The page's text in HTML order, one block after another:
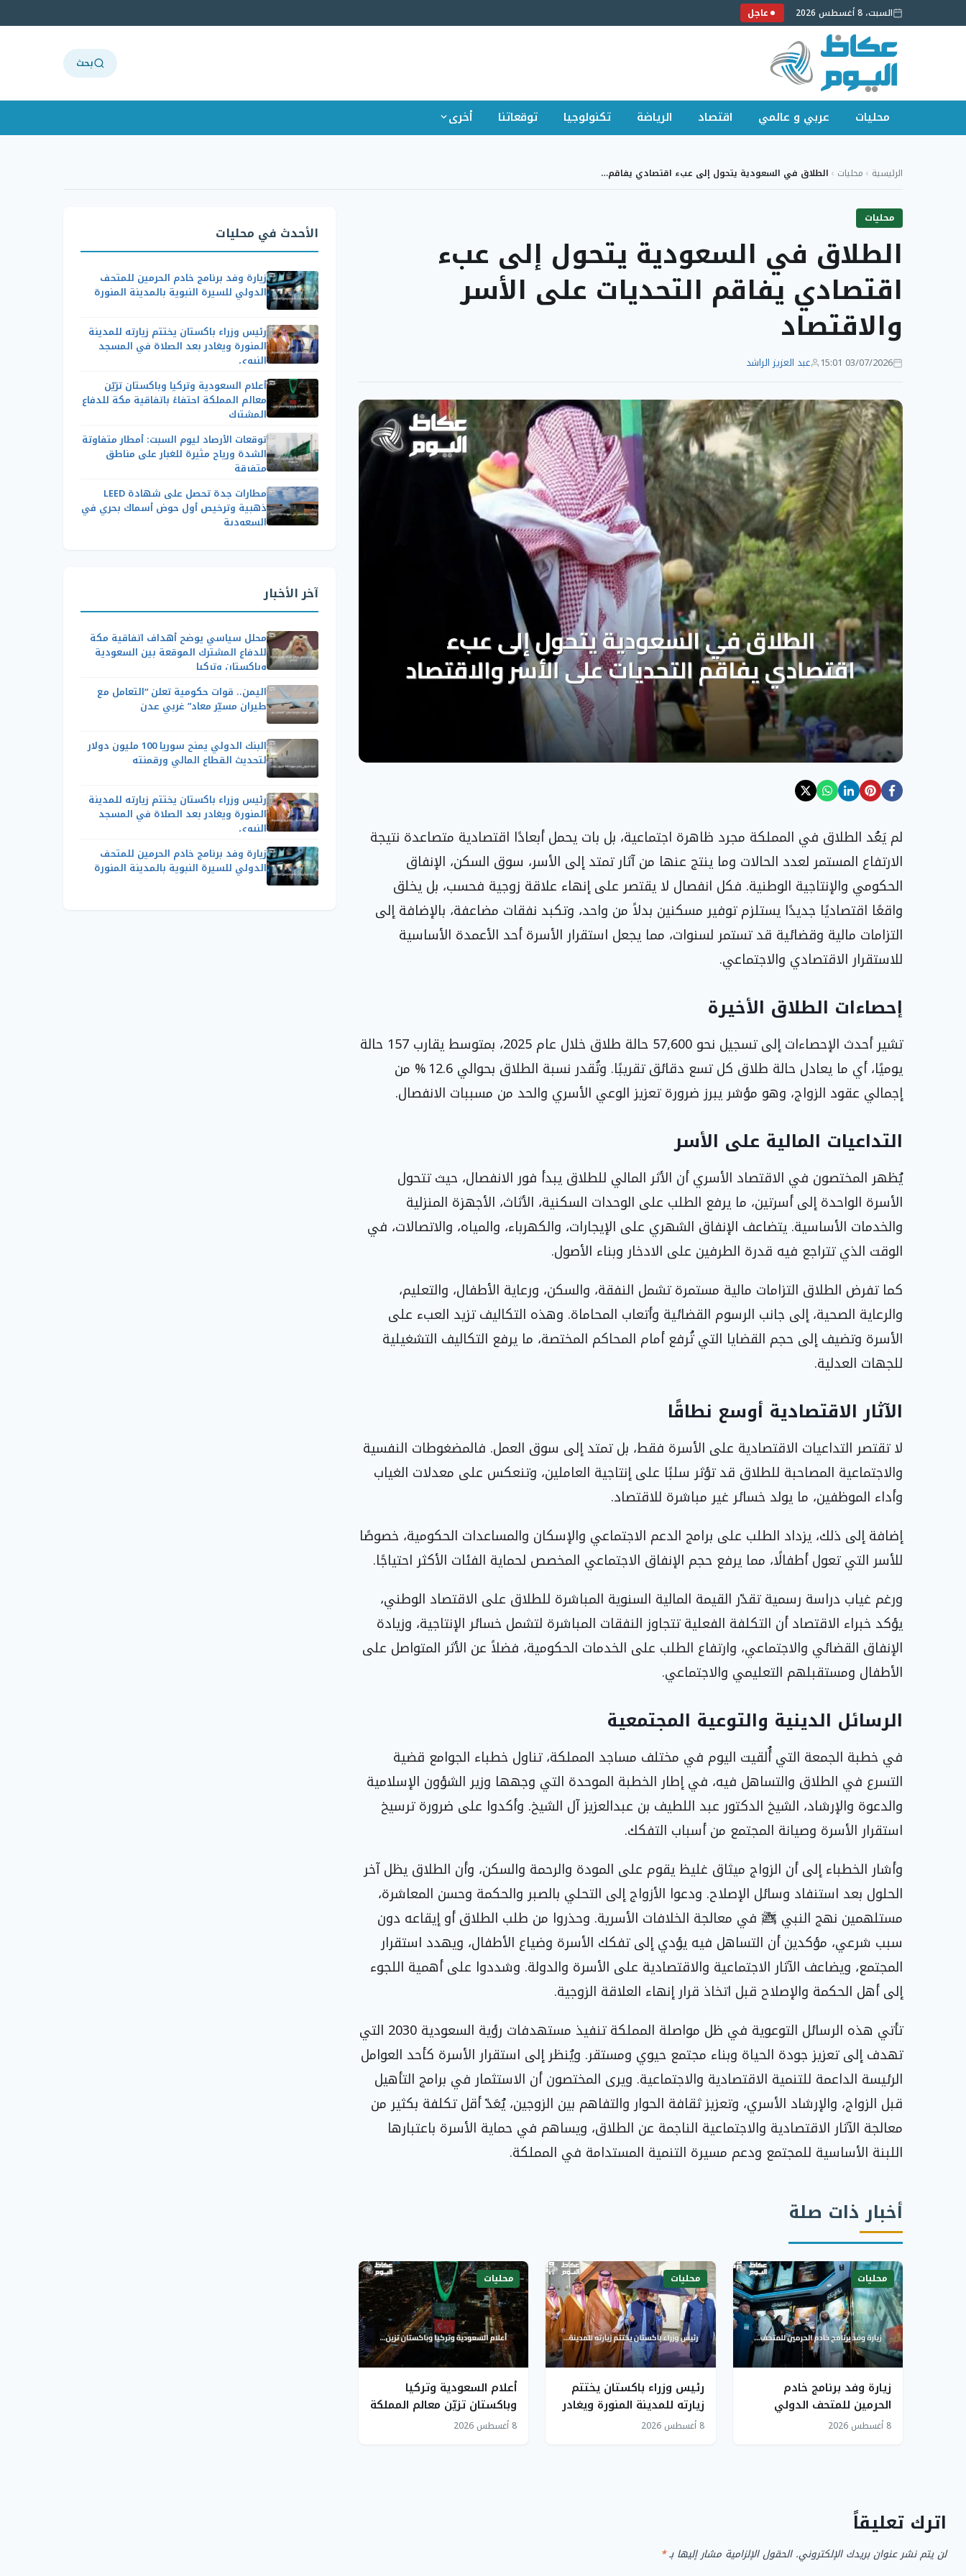
السبت، 8 أغسطس 2026 عاجل
بحث
محليات عربي و عالمي اقتصاد الرياضة تكنولوجيا توقعاتنا أخرى
الرئيسية › محليات › الطلاق في السعودية يتحول إلى عبء اقتصادي يفاقم…
محليات
الطلاق في السعودية يتحول إلى عبء
اقتصادي يفاقم التحديات على الأسر
والاقتصاد
03/07/2026 15:01 عبد العزيز الراشد
لم يَعُد الطلاق في المملكة مجرد ظاهرة اجتماعية، بل بات يحمل أبعادًا اقتصادية متصاعدة نتيجة
الارتفاع المستمر لعدد الحالات وما ينتج عنها من آثار تمتد إلى الأسر، سوق السكن، الإنفاق
الحكومي والإنتاجية الوطنية. فكل انفصال لا يقتصر على إنهاء علاقة زوجية فحسب، بل يخلق
واقعًا اقتصاديًا جديدًا يستلزم توفير مسكنين بدلاً من واحد، وتكبد نفقات مضاعفة، بالإضافة إلى
التزامات مالية وقضائية قد تستمر لسنوات، مما يجعل استقرار الأسرة أحد الأعمدة الأساسية
للاستقرار الاقتصادي والاجتماعي.
إحصاءات الطلاق الأخيرة
تشير أحدث الإحصاءات إلى تسجيل نحو 57,600 حالة طلاق خلال عام 2025، بمتوسط يقارب 157 حالة
يوميًا، أي ما يعادل حالة طلاق كل تسع دقائق تقريبًا. وتُقدر نسبة الطلاق بحوالي 12.6 % من
إجمالي عقود الزواج، وهو مؤشر يبرز ضرورة تعزيز الوعي الأسري والحد من مسببات الانفصال.
التداعيات المالية على الأسر
يُظهر المختصون في الاقتصاد الأسري أن الأثر المالي للطلاق يبدأ فور الانفصال، حيث تتحول
الأسرة الواحدة إلى أسرتين، ما يرفع الطلب على الوحدات السكنية، الأثاث، الأجهزة المنزلية
والخدمات الأساسية. يتضاعف الإنفاق الشهري على الإيجارات، والكهرباء، والمياه، والاتصالات، في
الوقت الذي تتراجع فيه قدرة الطرفين على الادخار وبناء الأصول.
كما تفرض الطلاق التزامات مالية مستمرة تشمل النفقة، والسكن، ورعاية الأطفال، والتعليم،
والرعاية الصحية، إلى جانب الرسوم القضائية وأتعاب المحاماة. وهذه التكاليف تزيد العبء على
الأسرة وتضيف إلى حجم القضايا التي تُرفع أمام المحاكم المختصة، ما يرفع التكاليف التشغيلية
للجهات العدلية.
الآثار الاقتصادية أوسع نطاقًا
لا تقتصر التداعيات الاقتصادية على الأسرة فقط، بل تمتد إلى سوق العمل. فالمضغوطات النفسية
والاجتماعية المصاحبة للطلاق قد تؤثر سلبًا على إنتاجية العاملين، وتنعكس على معدلات الغياب
وأداء الموظفين، ما يولد خسائر غير مباشرة للاقتصاد.
إضافة إلى ذلك، يزداد الطلب على برامج الدعم الاجتماعي والإسكان والمساعدات الحكومية، خصوصًا
للأسر التي تعول أطفالًا، مما يرفع حجم الإنفاق الاجتماعي المخصص لحماية الفئات الأكثر احتياجًا.
ورغم غياب دراسة رسمية تقدّر القيمة المالية السنوية المباشرة للطلاق على الاقتصاد الوطني،
يؤكد خبراء الاقتصاد أن التكلفة الفعلية تتجاوز النفقات المباشرة لتشمل خسائر الإنتاجية، وزيادة
الإنفاق القضائي والاجتماعي، وارتفاع الطلب على الخدمات الحكومية، فضلاً عن الأثر المتواصل على
الأطفال ومستقبلهم التعليمي والاجتماعي.
الرسائل الدينية والتوعية المجتمعية
في خطبة الجمعة التي أُلقيت اليوم في مختلف مساجد المملكة، تناول خطباء الجوامع قضية
التسرع في الطلاق والتساهل فيه، في إطار الخطبة الموحدة التي وجهها وزير الشؤون الإسلامية
والدعوة والإرشاد، الشيخ الدكتور عبد اللطيف بن عبدالعزيز آل الشيخ. وأكدوا على ضرورة ترسيخ
استقرار الأسرة وصيانة المجتمع من أسباب التفكك.
وأشار الخطباء إلى أن الزواج ميثاق غليظ يقوم على المودة والرحمة والسكن، وأن الطلاق يظل آخر
الحلول بعد استنفاد وسائل الإصلاح. ودعوا الأزواج إلى التحلي بالصبر والحكمة وحسن المعاشرة،
مستلهمين نهج النبي ﷺ في معالجة الخلافات الأسرية. وحذروا من طلب الطلاق أو إيقاعه دون
سبب شرعي، مؤكدين أن التساهل فيه يؤدي إلى تفكك الأسرة وضياع الأطفال، ويهدد استقرار
المجتمع، ويضاعف الآثار الاجتماعية والاقتصادية على الأسرة والدولة. وشددوا على أهمية اللجوء
إلى أهل الحكمة والإصلاح قبل اتخاذ قرار إنهاء العلاقة الزوجية.
تأتي هذه الرسائل التوعوية في ظل مواصلة المملكة تنفيذ مستهدفات رؤية السعودية 2030 التي
تهدف إلى تعزيز جودة الحياة وبناء مجتمع حيوي ومستقر. ويُنظر إلى استقرار الأسرة كأحد العوامل
الرئيسة الداعمة للتنمية الاقتصادية والاجتماعية. ويرى المختصون أن الاستثمار في برامج التأهيل
قبل الزواج، والإرشاد الأسري، وتعزيز ثقافة الحوار والتفاهم بين الزوجين، يُعَدّ أقل تكلفة بكثير من
معالجة الآثار الاقتصادية والاجتماعية الناجمة عن الطلاق، ويساهم في حماية الأسرة باعتبارها
اللبنة الأساسية للمجتمع ودعم مسيرة التنمية المستدامة في المملكة.
أخبار ذات صلة
محليات
زيارة وفد برنامج خادم
الحرمين للمتحف الدولي
للسيرة النبوية بالمدينة
8 أغسطس 2026
محليات
رئيس وزراء باكستان يختتم
زيارته للمدينة المنورة ويغادر
بعد الصلاة في المسجد
8 أغسطس 2026
محليات
أعلام السعودية وتركيا
وباكستان تزيّن معالم المملكة
احتفاءً باتفاقية مكة للدفاع
8 أغسطس 2026
الأحدث في محليات
زيارة وفد برنامج خادم الحرمين للمتحف
الدولي للسيرة النبوية بالمدينة المنورة
رئيس وزراء باكستان يختتم زيارته للمدينة
المنورة ويغادر بعد الصلاة في المسجد
النبوي
أعلام السعودية وتركيا وباكستان تزيّن
معالم المملكة احتفاءً باتفاقية مكة للدفاع
المشترك
توقعات الأرصاد ليوم السبت: أمطار متفاوتة
الشدة ورياح مثيرة للغبار على مناطق
متفرقة
مطارات جدة تحصل على شهادة LEED
ذهبية وترخيص أول حوض أسماك بحري في
السعودية
آخر الأخبار
محلل سياسي يوضح أهداف اتفاقية مكة
للدفاع المشترك الموقعة بين السعودية
وباكستان وتركيا
اليمن.. قوات حكومية تعلن “التعامل مع
طيران مسيّر معاد” غربي عدن
البنك الدولي يمنح سوريا 100 مليون دولار
لتحديث القطاع المالي ورقمنته
رئيس وزراء باكستان يختتم زيارته للمدينة
المنورة ويغادر بعد الصلاة في المسجد
النبوي
زيارة وفد برنامج خادم الحرمين للمتحف
الدولي للسيرة النبوية بالمدينة المنورة
اترك تعليقاً
لن يتم نشر عنوان بريدك الإلكتروني. الحقول الإلزامية مشار إليها بـ*